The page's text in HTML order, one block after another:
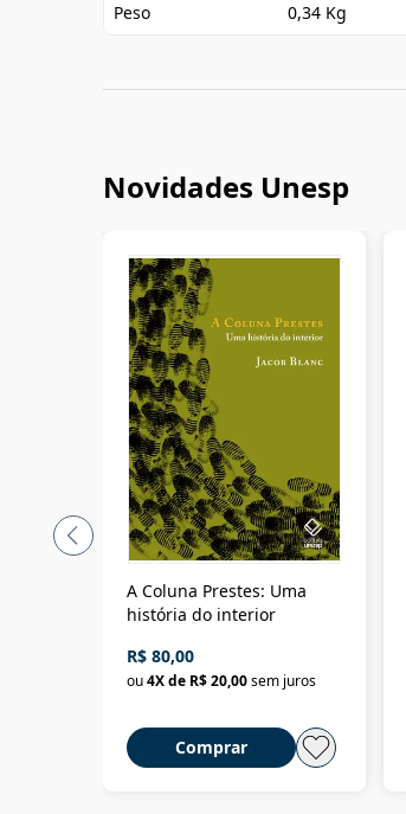
Peso
0,34 Kg
Novidades Unesp
A Coluna Prestes: Uma
história do interior
R$ 80,00
ou4X de R$ 20,00sem juros
Comprar